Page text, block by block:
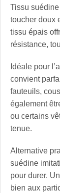
Tissu
toucher doux
tissu épais
résistance,
Idéale pour
convient
fauteuils,
également
ou certains
tenue.
Alternative
suédine
pour durer.
bien aux